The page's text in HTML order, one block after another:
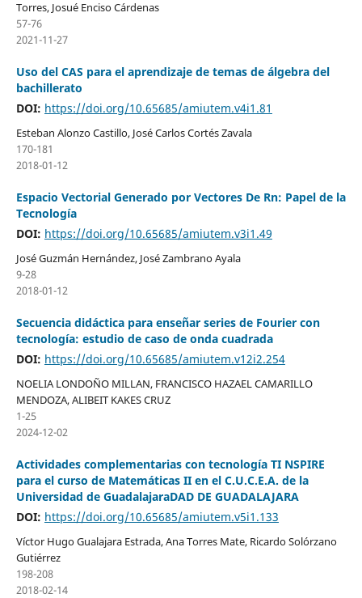
Torres, Josué Enciso Cárdenas
57-76
2021-11-27
Uso del CAS para el aprendizaje de temas de álgebra del
bachillerato
DOI: https://doi.org/10.65685/amiutem.v4i1.81
Esteban Alonzo Castillo, José Carlos Cortés Zavala
170-181
2018-01-12
Espacio Vectorial Generado por Vectores De Rn: Papel de la
Tecnología
DOI: https://doi.org/10.65685/amiutem.v3i1.49
José Guzmán Hernández, José Zambrano Ayala
9-28
2018-01-12
Secuencia didáctica para enseñar series de Fourier con
tecnología: estudio de caso de onda cuadrada
DOI: https://doi.org/10.65685/amiutem.v12i2.254
NOELIA LONDOÑO MILLAN, FRANCISCO HAZAEL CAMARILLO
MENDOZA, ALIBEIT KAKES CRUZ
1-25
2024-12-02
Actividades complementarias con tecnología TI NSPIRE
para el curso de Matemáticas II en el C.U.C.E.A. de la
Universidad de GuadalajaraDAD DE GUADALAJARA
DOI: https://doi.org/10.65685/amiutem.v5i1.133
Víctor Hugo Gualajara Estrada, Ana Torres Mate, Ricardo Solórzano
Gutiérrez
198-208
2018-02-14